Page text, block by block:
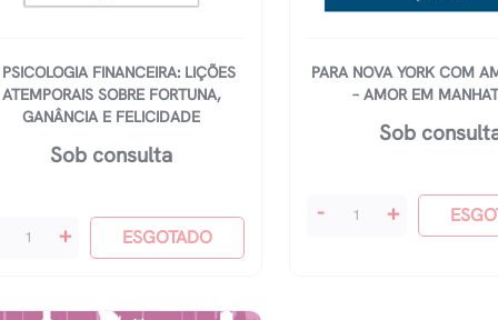
FINANCEIRA: LIÇÕES
ATEMPORAIS SOBRE FORTUNA,
GANÂNCIA E FELICIDADE
Sob consulta
+ ESGOTADO
PARA NOVA YORK COM
– AMOR EM
Sob
Para
- +